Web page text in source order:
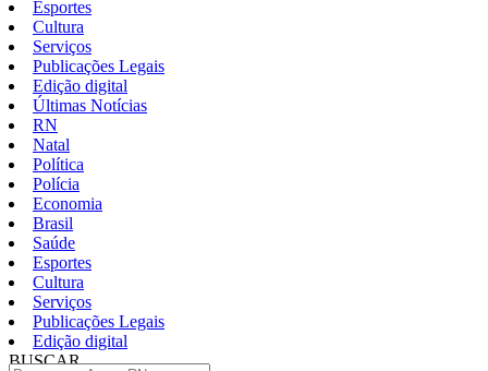
Esportes
Cultura
Serviços
Publicações Legais
Edição digital
Últimas Notícias
RN
Natal
Política
Polícia
Economia
Brasil
Saúde
Esportes
Cultura
Serviços
Publicações Legais
Edição digital
BUSCAR